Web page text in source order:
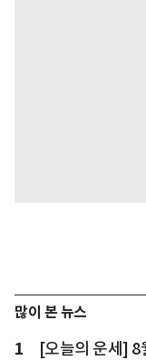
많이 본 뉴스
1 [오늘의 운세] 8